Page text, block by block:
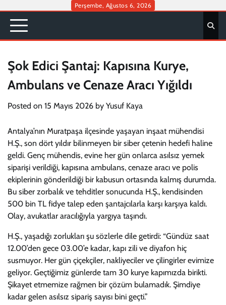
content
Perşembe, Ağustos 6, 2026
Şok Edici Şantaj: Kapısına Kurye,
Ambulans ve Cenaze Aracı Yığıldı
Posted on 15 Mayıs 2026 by Yusuf Kaya
Antalya’nın Muratpaşa ilçesinde yaşayan inşaat mühendisi
H.Ş., son dört yıldır bilinmeyen bir siber çetenin hedefi haline
geldi. Genç mühendis, evine her gün onlarca asılsız yemek
siparişi verildiği, kapısına ambulans, cenaze aracı ve polis
ekiplerinin gönderildiği bir kabusun ortasında kalmış durumda.
Bu siber zorbalık ve tehditler sonucunda H.Ş., kendisinden
500 bin TL fidye talep eden şantajcılarla karşı karşıya kaldı.
Olay, avukatlar aracılığıyla yargıya taşındı.
H.Ş., yaşadığı zorlukları şu sözlerle dile getirdi: “Gündüz saat
12.00’den gece 03.00’e kadar, kapı zili ve diyafon hiç
susmuyor. Her gün çiçekçiler, nakliyeciler ve çilingirler evimize
geliyor. Geçtiğimiz günlerde tam 30 kurye kapımızda birikti.
Şikayet etmemize rağmen bir çözüm bulamadık. Şimdiye
kadar gelen asılsız sipariş sayısı bini geçti.”